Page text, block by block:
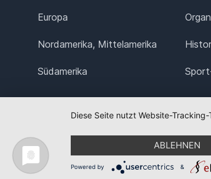
Europa
Nordamerika, Mittelamerika
Südamerika
Diese Seite nutzt Website-
ABLEHNEN
Powered by &